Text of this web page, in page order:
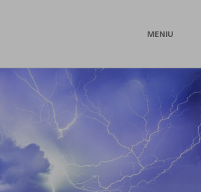
MENIU